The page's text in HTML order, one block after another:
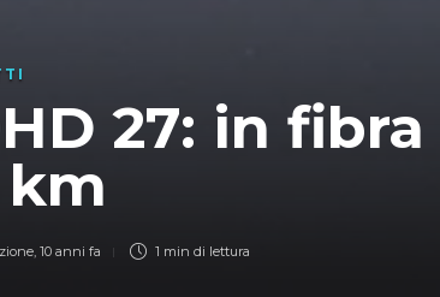
27: in
, 10 anni fa 1 min di lettura